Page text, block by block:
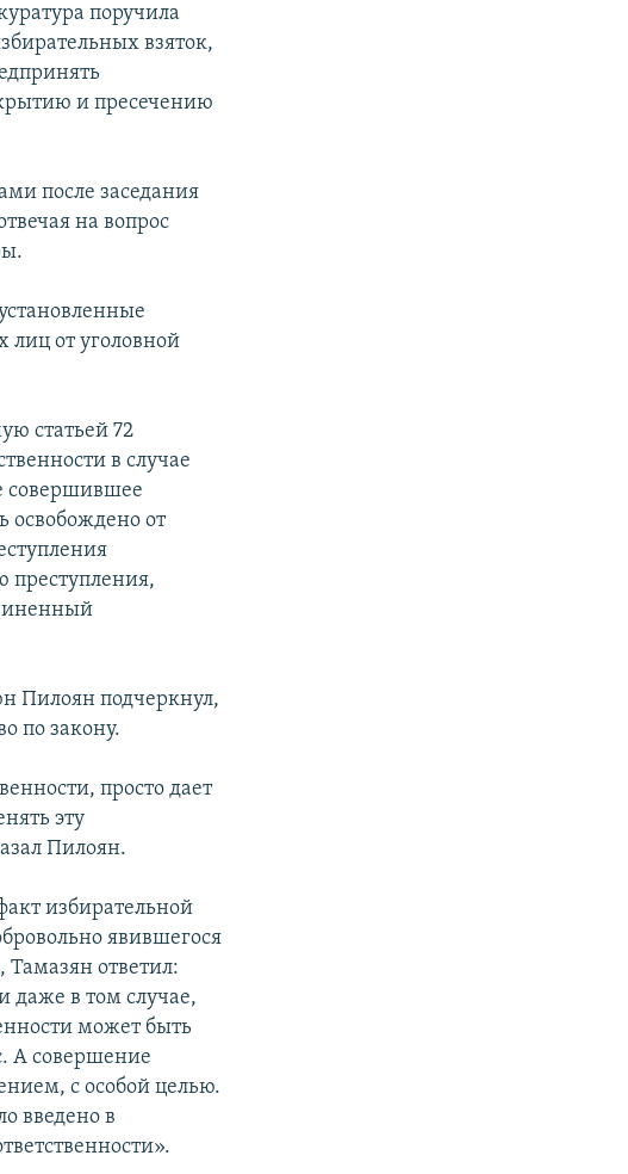
поручила
взяток,
и пресечению
после заседания
на вопрос
лиц от уголовной
статьей 72
в случае
совершившее
освобождено от
преступления,
Пилоян подчеркнул,
по закону.
просто дает
эту
Пилоян.
избирательной
явившегося
Тамазян ответил:
даже в том случае,
может быть
А совершение
с особой целью.
введено в